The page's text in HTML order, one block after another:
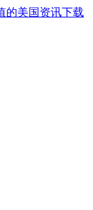
的美国资讯下载